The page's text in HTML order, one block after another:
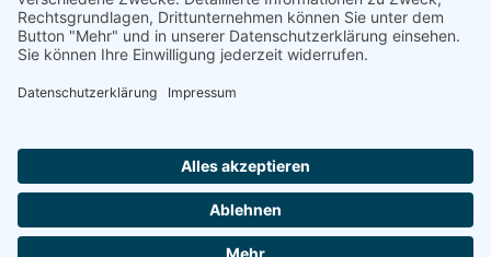
Cookie-Einstellungen
Navigation überspringen
Impressum
Haftungsausschluss
Facebook
YouTube